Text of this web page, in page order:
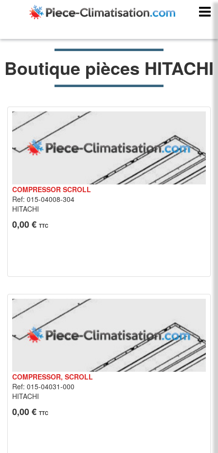
Boutique pièces HITACHI
COMPRESSOR SCROLL
Ref: 015-04008-304
HITACHI
0,00 € TTC
COMPRESSOR, SCROLL
Ref: 015-04031-000
HITACHI
0,00 € TTC